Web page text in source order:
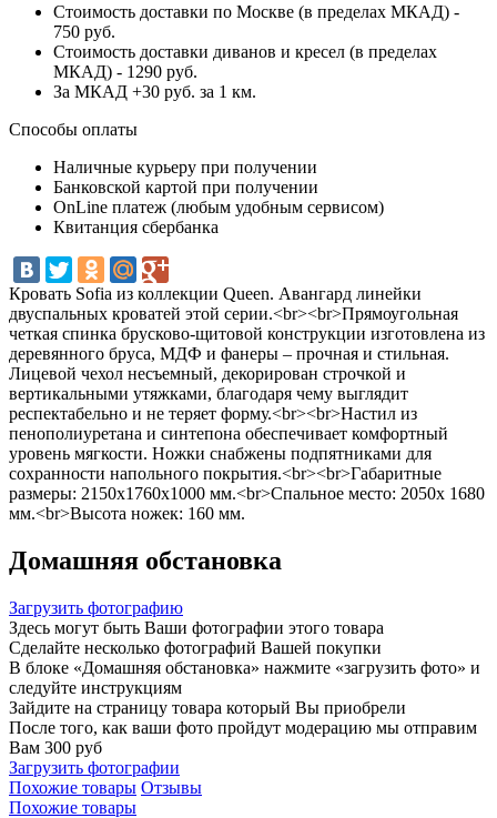
Стоимость доставки по Москве (в пределах МКАД) -
750 руб.
Стоимость доставки диванов и кресел (в пределах
МКАД) - 1290 руб.
За МКАД +30 руб. за 1 км.
Способы оплаты
Наличные курьеру при получении
Банковской картой при получении
OnLine платеж (любым удобным сервисом)
Квитанция сбербанка
Кровать Sofia из коллекции Queen. Авангард линейки
двуспальных кроватей этой серии.<br><br>Прямоугольная
четкая спинка брусково-щитовой конструкции изготовлена из
деревянного бруса, МДФ и фанеры – прочная и стильная.
Лицевой чехол несъемный, декорирован строчкой и
вертикальными утяжками, благодаря чему выглядит
респектабельно и не теряет форму.<br><br>Настил из
пенополиуретана и синтепона обеспечивает комфортный
уровень мягкости. Ножки снабжены подпятниками для
сохранности напольного покрытия.<br><br>Габаритные
размеры: 2150х1760х1000 мм.<br>Спальное место: 2050х 1680
мм.<br>Высота ножек: 160 мм.
Домашняя обстановка
Загрузить фотографию
Здесь могут быть Ваши фотографии этого товара
Сделайте несколько фотографий Вашей покупки
В блоке «Домашняя обстановка» нажмите «загрузить фото» и
следуйте инструкциям
Зайдите на страницу товара который Вы приобрели
После того, как ваши фото пройдут модерацию мы отправим
Вам 300 руб
Загрузить фотографии
Похожие товары Отзывы
Похожие товары